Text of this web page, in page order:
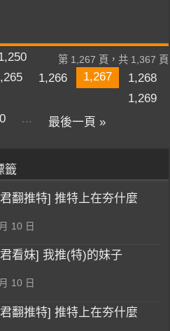
第 1,267 頁，共 1,367 頁
1,266 1,267
1,268
1,269
... 最後一頁 »
籤
翻推特] 推特上在夯什麼
10 日
看妹] 我推(特)的妹子
10 日
翻推特] 推特上在夯什麼